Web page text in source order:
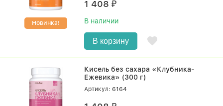
Новинка!
1 408₽
В наличии
В корзину
Кисель без сахара «Клубника-
Ежевика» (300 г)
Артикул: 6164